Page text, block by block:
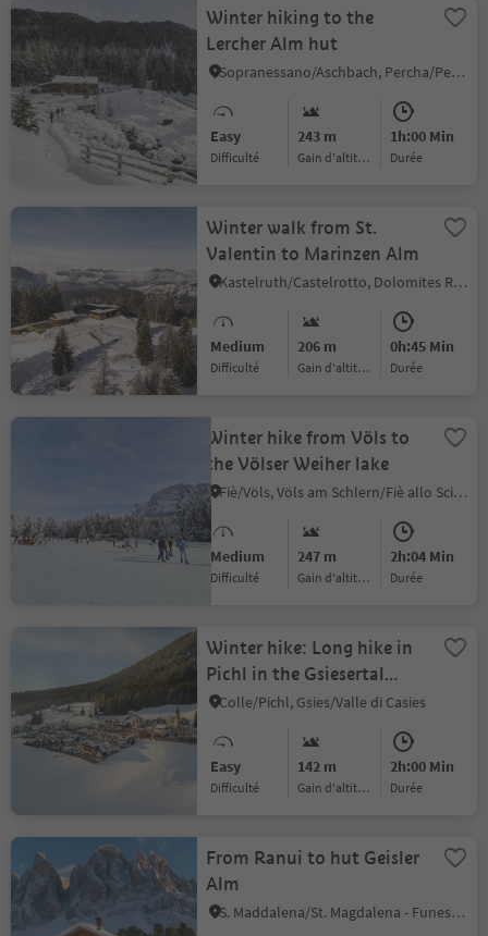
Winter hiking to the
Lercher Alm hut
Sopranessano/Aschbach, Percha/Perca, Dolomites Region Kronplatz/Plan de Corones
Easy
Difficulté
243 m
Gain d'altitude
1h:00 Min
durée
Winter walk from St.
Valentin to Marinzen Alm
Kastelruth/Castelrotto, Dolomites Region Seiser Alm
Medium
Difficulté
206 m
Gain d'altitude
0h:45 Min
durée
Winter hike from Völs to
the Völser Weiher lake
Fiè/Völs, Völs am Schlern/Fiè allo Sciliar, Dolomites Region Seiser Alm
Medium
Difficulté
247 m
Gain d'altitude
2h:04 Min
durée
Winter hike: Long hike in
Pichl in the Gsiesertal
Valley
Colle/Pichl, Gsies/Valle di Casies
Easy
Difficulté
142 m
Gain d'altitude
2h:00 Min
durée
From Ranui to hut Geisler
Alm
S. Maddalena/St. Magdalena - Funes/Villnöss, Villnöss/Funes, Dolomites Region Lüsen Villnöss